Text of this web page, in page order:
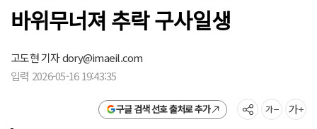
바위무너져 추락 구사일생
고도현 기자dory@imaeil.com
입력 2026-05-16 19:43:35
구글 검색 선호 출처로 추가